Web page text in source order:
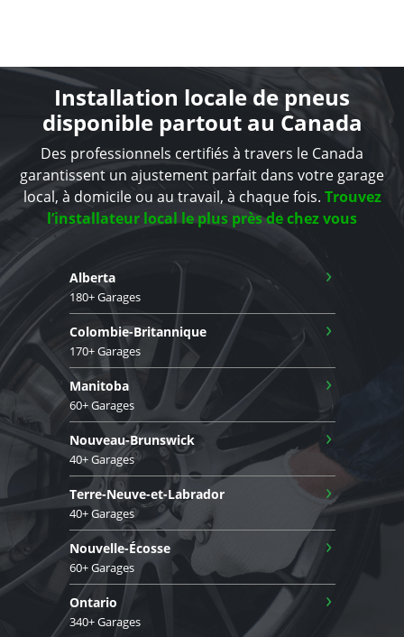
Installation locale de pneus
disponible partout au Canada
Des professionnels certifiés à travers le Canada
garantissent un ajustement parfait dans votre garage
local, à domicile ou au travail, à chaque fois. Trouvez
l’installateur local le plus près de chez vous
Alberta
180+ Garages
›
Colombie-Britannique
170+ Garages
›
Manitoba
60+ Garages
›
Nouveau-Brunswick
40+ Garages
›
Terre-Neuve-et-Labrador
40+ Garages
›
Nouvelle-Écosse
60+ Garages
›
Ontario
340+ Garages
›